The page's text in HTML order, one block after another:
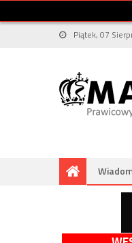
Piątek, 07